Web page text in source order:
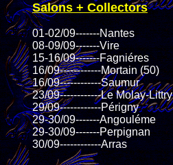
Salons + Collectors
01-02/09-------Nantes
08-09/09-------Vire
15-16/09-------Fagniéres
16/09------------Mortain (50)
16/09------------Saumur
23/09------------Le Molay-Littry
29/09------------Périgny
29-30/09-------Angouléme
29-30/09-------Perpignan
30/09------------Arras